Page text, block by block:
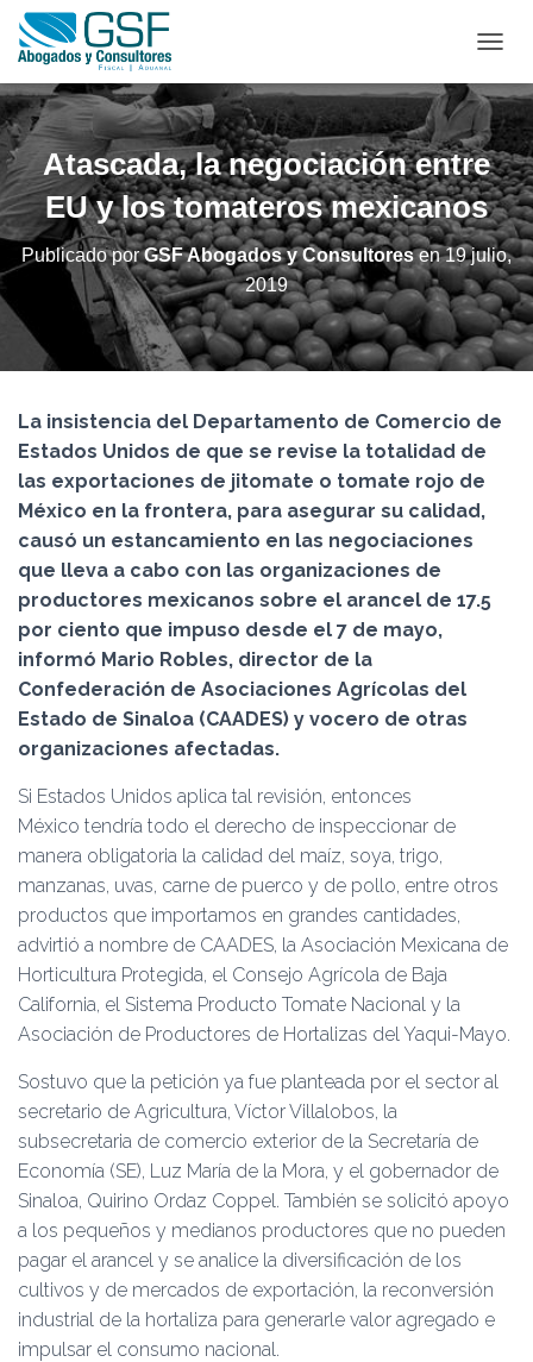
A
M
B
I
A
R
M
O
D
O
D
E
N
A
E
Atascada, la negociación entre
EU y los tomateros mexicanos
Publicado porGSF Abogados y Consultoresen19 julio,
2019
La insistencia del Departamento de Comercio de
Estados Unidos de que se revise la totalidad de
las exportaciones de jitomate o tomate rojo de
México en la frontera, para asegurar su calidad,
causó un estancamiento en las negociaciones
que lleva a cabo con las organizaciones de
productores mexicanos sobre el arancel de 17.5
por ciento que impuso desde el 7 de mayo,
informó Mario Robles, director de la
Confederación de Asociaciones Agrícolas del
Estado de Sinaloa (CAADES) y vocero de otras
organizaciones afectadas.
Si Estados Unidos aplica tal revisión, entonces
México tendría todo el derecho de inspeccionar de
manera obligatoria la calidad del maíz, soya, trigo,
manzanas, uvas, carne de puerco y de pollo, entre otros
productos que importamos en grandes cantidades,
advirtió a nombre de CAADES, la Asociación Mexicana de
Horticultura Protegida, el Consejo Agrícola de Baja
California, el Sistema Producto Tomate Nacional y la
Asociación de Productores de Hortalizas del Yaqui-Mayo.
Sostuvo que la petición ya fue planteada por el sector al
secretario de Agricultura, Víctor Villalobos, la
subsecretaria de comercio exterior de la Secretaría de
Economía (SE), Luz María de la Mora, y el gobernador de
Sinaloa, Quirino Ordaz Coppel. También se solicitó apoyo
a los pequeños y medianos productores que no pueden
pagar el arancel y se analice la diversificación de los
cultivos y de mercados de exportación, la reconversión
industrial de la hortaliza para generarle valor agregado e
impulsar el consumo nacional.